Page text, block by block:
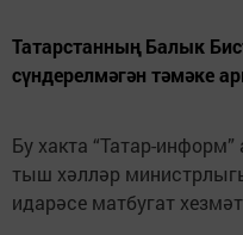
Татарстанның Балык
сүндерелмәгән тәмәке
Бу хакта “Татар-
тыш хәлләр
идарәсе матбугат